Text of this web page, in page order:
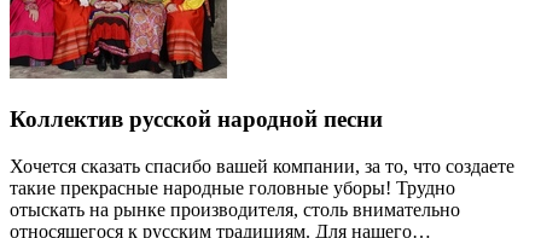
Коллектив русской народной песни
Хочется сказать спасибо вашей компании, за то, что создаете
такие прекрасные народные головные уборы! Трудно
отыскать на рынке производителя, столь внимательно
относящегося к русским традициям. Для нашего…